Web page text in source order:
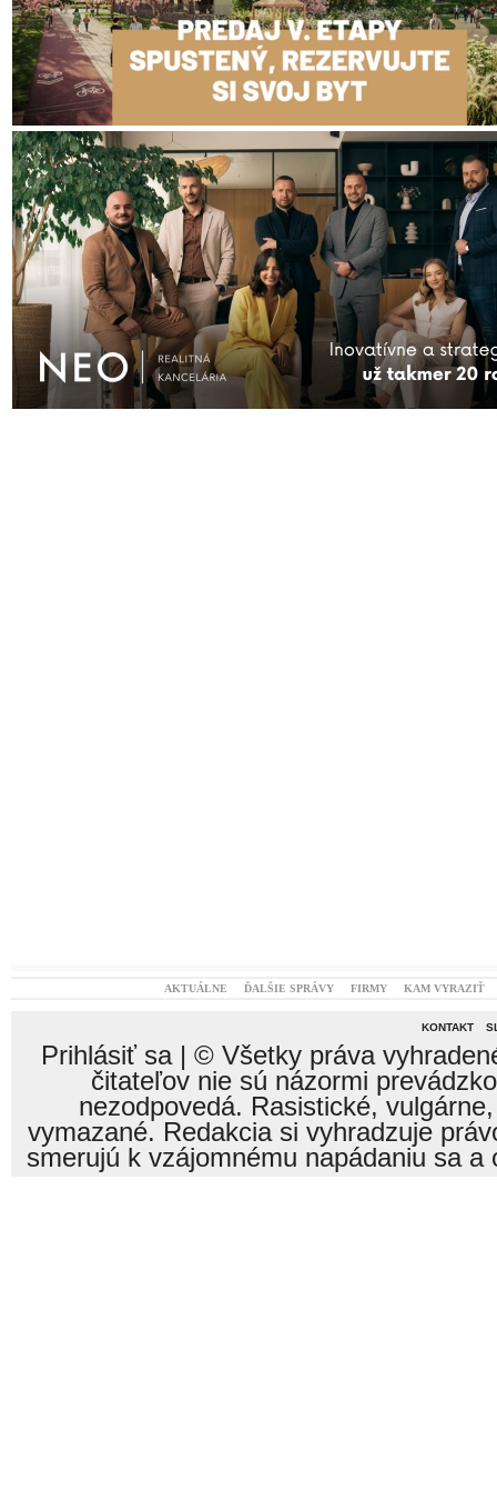
AKTUÁLNE ĎALŠIE SPRÁVY FIRMY KAM VYRAZIŤ
KONTAKT
Prihlásiť sa| © Všetky práva
čitateľov nie sú názormi
nezodpovedá. Rasistické,
vymazané. Redakcia si vyhradzuje
smerujú k vzájomnému napádaniu sa